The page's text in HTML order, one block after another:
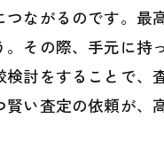
ながるのです。最
その際、手元に持
討をすることで、
い査定の依頼が、